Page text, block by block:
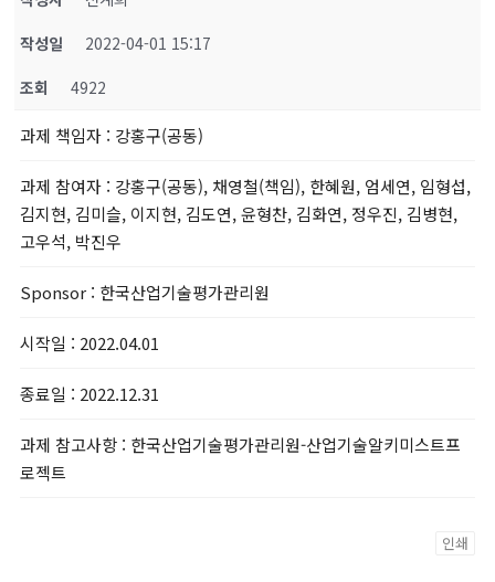
작성일
2022-04-01 15:17
조회
4922
과제 책임자 : 강홍구(공동)
과제 참여자 : 강홍구(공동), 채영철(책임), 한혜원, 엄세연, 임형섭,
김지현, 김미슬, 이지현, 김도연, 윤형찬, 김화연, 정우진, 김병현,
고우석, 박진우
Sponsor : 한국산업기술평가관리원
시작일 : 2022.04.01
종료일 : 2022.12.31
과제 참고사항 : 한국산업기술평가관리원-산업기술알키미스트프
로젝트
인쇄